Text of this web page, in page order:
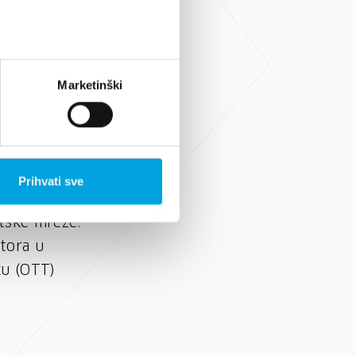
Marketinški
Prihvati sve
putem
bilo koji
koji nisu
TV
mreže.
u
(OTT)